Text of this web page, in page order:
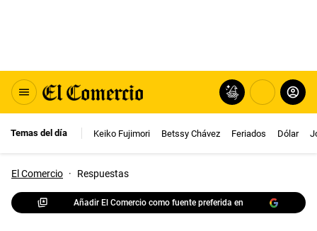
Temas del día Keiko Fujimori Betssy Chávez Feriados Dólar
El Comercio · Respuestas
Añadir El Comercio como fuente preferida en